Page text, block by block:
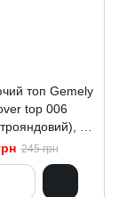
топ Gemely
top 006
10
мл 245 грн